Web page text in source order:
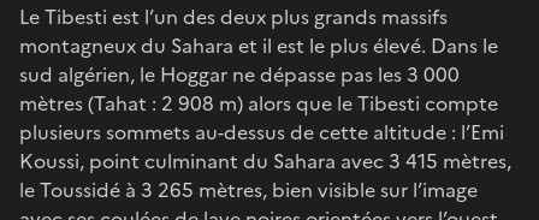
Le Tibesti est l’un des deux plus grands massifs
montagneux du Sahara et il est le plus élevé. Dans le
sud algérien, le Hoggar ne dépasse pas les 3 000
mètres (Tahat : 2 908 m) alors que le Tibesti compte
plusieurs sommets au-dessus de cette altitude : l’Emi
Koussi, point culminant du Sahara avec 3 415 mètres,
le Toussidé à 3 265 mètres, bien visible sur l’image